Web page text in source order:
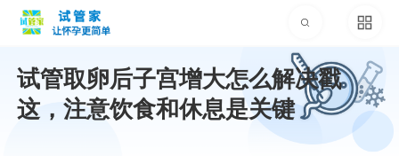
试管取卵后子宫增大怎么解决戳
这，注意饮食和休息是关键